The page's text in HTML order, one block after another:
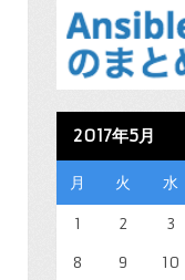
2017年5月
月 火 水
1 2 3
8
9 10